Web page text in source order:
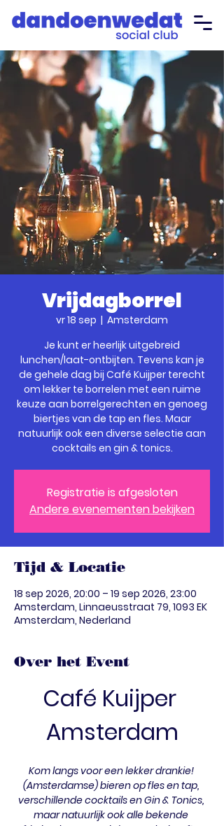
Vrijdagborrel
vr 18 sep
  |
Amsterdam
Je kunt er heerlijk uitgebreid
lunchen/laat-ontbijten. Tevens kan je
de gehele dag bij Café Kuijper terecht
om lekker te borrelen met een ruime
keuze aan borrelgerechten en genoeg
biertjes van de tap en fles. Maar
natuurlijk ook een diverse selectie aan
cocktails en gin & tonics.
Registratie is afgesloten
Andere evenementen bekijken
Tijd & Locatie
18 sep 2026, 20:00 – 19 sep 2026, 23:00
Amsterdam, Linnaeusstraat 79, 1093 EK
Amsterdam, Nederland
Over het Event
Café Kuijper
Amsterdam
Kom langs voor een lekker drankie!
(Amsterdamse) bieren op fles en tap,
verschillende cocktails en Gin & Tonics,
maar natuurlijk ook alle bekende